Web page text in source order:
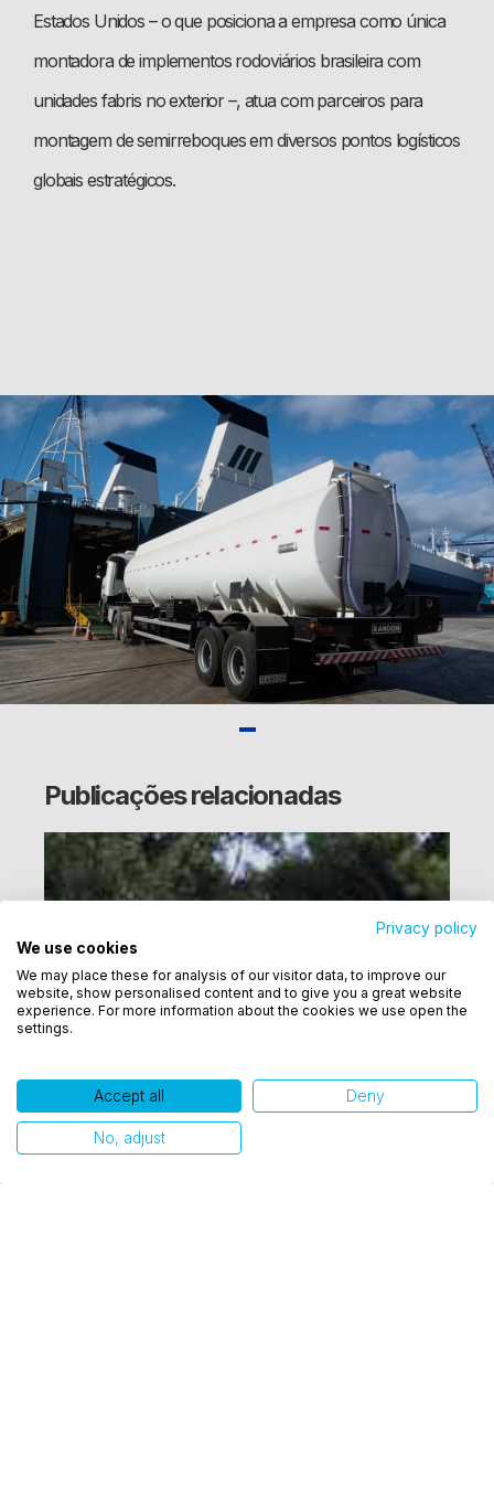
Utilizamos cookies para oferecer melhor
experiência, melhorar o desempenho, analisar
como você interage em nosso site e personalizar
conteúdo. Ao utilizar este site, você concorda com
Ok, entendi!
Estados Unidos – o que posiciona a empresa como única
montadora de implementos rodoviários brasileira com
unidades fabris no exterior –, atua com parceiros para
montagem de semirreboques em diversos pontos logísticos
globais estratégicos.
Publicações relacionadas
Privacy policy
We use cookies
We may place these for analysis of our visitor data, to improve our
website, show personalised content and to give you a great website
experience. For more information about the cookies we use open the
settings.
Accept all Deny
No, adjust